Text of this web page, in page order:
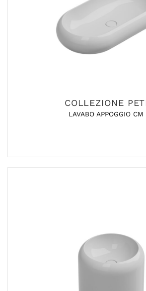
COLLEZIONE
LAVABO APPOGGIO